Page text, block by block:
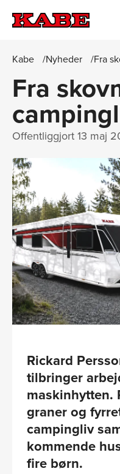
Kabe Nyheder Fra
Fra
Offentliggjort 13 maj
Rickard
tilbringer
maskinhytten.
graner og
campingliv
kommende
fire børn.